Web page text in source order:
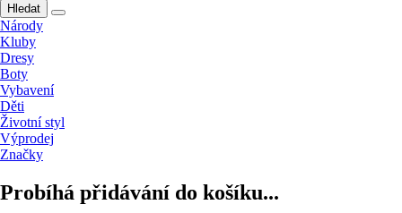
Hledat
Národy
Kluby
Dresy
Boty
Vybavení
Děti
Životní styl
Výprodej
Značky
Probíhá přidávání do košíku...